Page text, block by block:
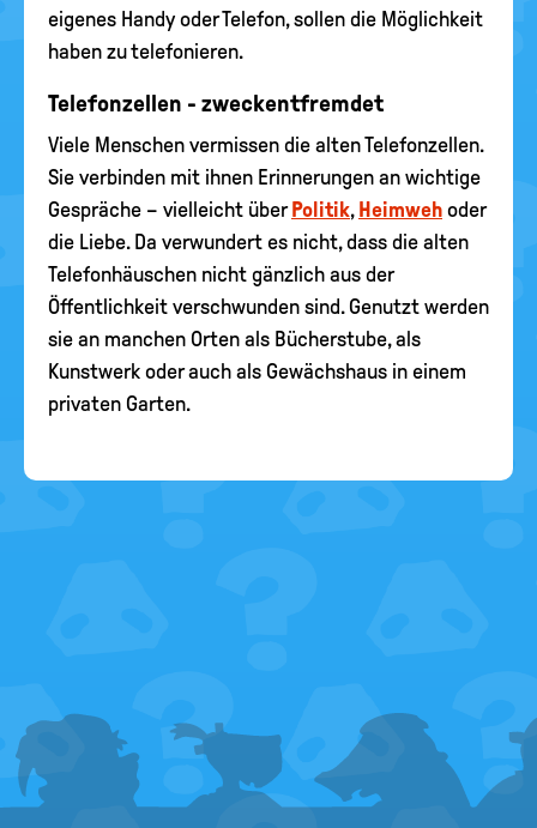
eigenes Handy oder Telefon, sollen die Möglichkeit
haben zu telefonieren.
Telefonzellen - zweckentfremdet
Viele Menschen vermissen die alten Telefonzellen.
Sie verbinden mit ihnen Erinnerungen an wichtige
Gespräche – vielleicht über Politik, Heimweh oder
die Liebe. Da verwundert es nicht, dass die alten
Telefonhäuschen nicht gänzlich aus der
Öffentlichkeit verschwunden sind. Genutzt werden
sie an manchen Orten als Bücherstube, als
Kunstwerk oder auch als Gewächshaus in einem
privaten Garten.
FOOTER
MENU